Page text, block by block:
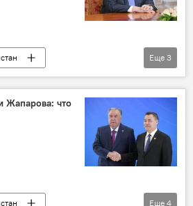
Садыр Жапаров
Еще 3
Жапарова: что
Еще 4